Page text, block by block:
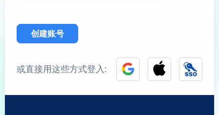
创建账号
或直接用这些方式登入: